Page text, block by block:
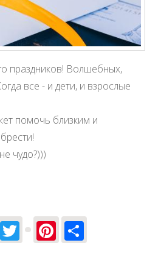
праздников! Волшебных,
все - и дети, и взрослые
помочь близким и
чудо?)))
Facebook
TwitterPinterest